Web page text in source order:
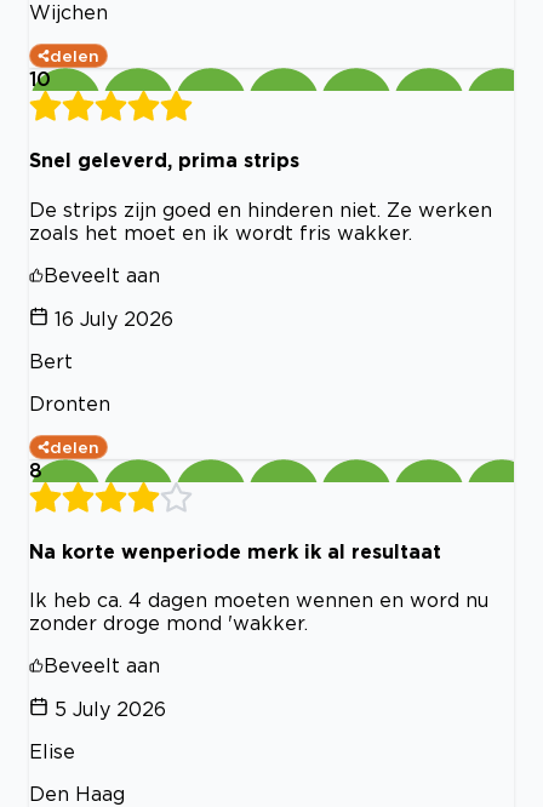
Wijchen
delen
10
Snel geleverd, prima strips
De strips zijn goed en hinderen niet. Ze werken
zoals het moet en ik wordt fris wakker.
Beveelt aan
16 July 2026
Bert
Dronten
delen
8
Na korte wenperiode merk ik al resultaat
Ik heb ca. 4 dagen moeten wennen en word nu
zonder droge mond 'wakker.
Beveelt aan
5 July 2026
Elise
Den Haag